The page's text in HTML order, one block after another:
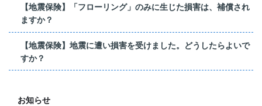
【地震保険】「フローリング」のみに生じた損害は、補償され
ますか？
【地震保険】地震に遭い損害を受けました。どうしたらよいで
すか？
お知らせ